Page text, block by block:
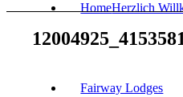
HomeHerzlich
Fairway Lodges